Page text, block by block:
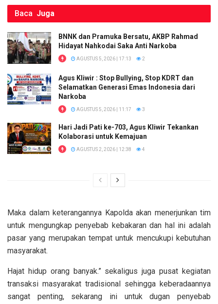
Baca Juga
BNNK dan Pramuka Bersatu, AKBP Rahmad
Hidayat Nahkodai Saka Anti Narkoba
AGUSTUS 5, 2026 | 17:13 2
Agus Kliwir : Stop Bullying, Stop KDRT dan
Selamatkan Generasi Emas Indonesia dari
Narkoba
AGUSTUS 5, 2026 | 11:17 3
Hari Jadi Pati ke-703, Agus Kliwir Tekankan
Kolaborasi untuk Kemajuan
AGUSTUS 2, 2026 | 12:38 4
Maka dalam keterangannya Kapolda akan menerjunkan tim
untuk mengungkap penyebab kebakaran dan hal ini adalah
pasar yang merupakan tempat untuk mencukupi kebutuhan
masyarakat.
Hajat hidup orang banyak.” sekaligus juga pusat kegiatan
transaksi masyarakat tradisional sehingga keberadaannya
sangat penting, sekarang ini untuk dugan penyebab